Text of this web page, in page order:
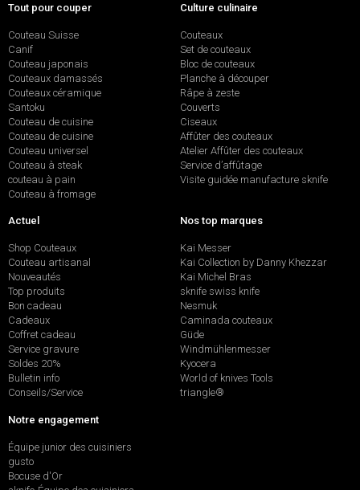
Tout pour couper
Couteau Suisse
Canif
Couteau japonais
Couteaux damassés
Couteaux céramique
Santoku
Couteau de cuisine
Couteau de cuisine
Couteau universel
Couteau à steak
couteau à pain
Couteau à fromage
Culture culinaire
Couteaux
Set de couteaux
Bloc de couteaux
Planche à découper
Râpe à zeste
Couverts
Ciseaux
Affûter des couteaux
Atelier Affûter des couteaux
Service d’affûtage
Visite guidée manufacture sknife
Actuel
Shop Couteaux
Couteau artisanal
Nouveautés
Top produits
Bon cadeau
Cadeaux
Coffret cadeau
Service gravure
Soldes 20%
Bulletin info
Conseils/Service
Nos top marques
Kai Messer
Kai Collection by Danny Khezzar
Kai Michel Bras
sknife swiss knife
Nesmuk
Caminada couteaux
Güde
Windmühlenmesser
Kyocera
World of knives Tools
triangle®
Notre engagement
Équipe junior des cuisiniers
gusto
Bocuse d'Or